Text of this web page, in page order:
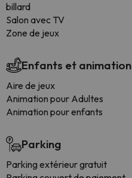
billard
Salon avec TV
Zone de jeux
Enfants et animation
Aire de jeux
Animation pour Adultes
Animation pour enfants
Parking
Parking extérieur gratuit